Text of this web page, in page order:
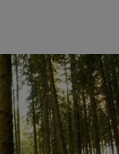
Brașov – Poiana
de medic specialist.